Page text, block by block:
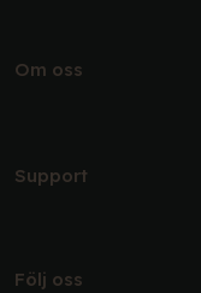
Om oss
Support
Följ oss